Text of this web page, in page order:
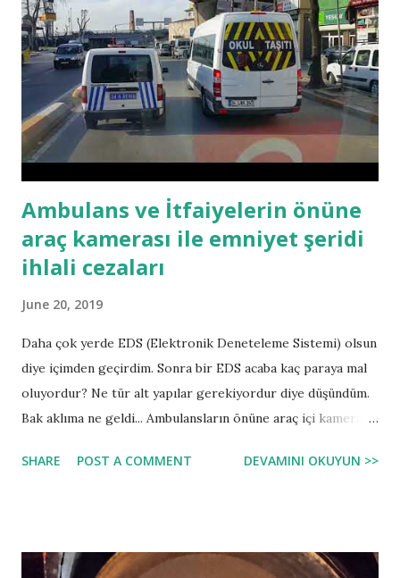
Girişimciyi temsil ederken, 0 puan da ideal Gymnosophists 'i
tanımlıyor. 1) Bir ürün/hizmeti üretmeyi planlarken sizi
ne cezbeder? a. Riskin yüksek olması b. Rekabetin
olmaması c. ...
Ambulans ve İtfaiyelerin önüne
araç kamerası ile emniyet şeridi
ihlali cezaları
June 20, 2019
Daha çok yerde EDS (Elektronik Deneteleme Sistemi) olsun
diye içimden geçirdim. Sonra bir EDS acaba kaç paraya mal
oluyordur? Ne tür alt yapılar gerekiyordur diye düşündüm.
Bak aklıma ne geldi... Ambulansların önüne araç içi kamera
değiştirilse. Değişen SD kart Trafik Emniyet'in ilgili birimine
maliyet internet altyapısı ile beraber 500 USD altına
SHARE POST A COMMENT DEVAMINI OKUYUN >>